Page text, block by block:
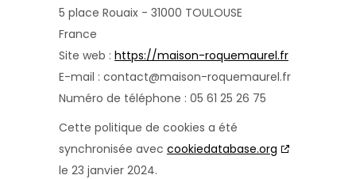
5 place Rouaix - 31000 TOULOUSE
France
Site web : https://maison-roquemaurel.fr
E-mail : contact@maison-roquemaurel.fr
Numéro de téléphone : 05 61 25 26 75
Cette politique de cookies a été
synchronisée avec cookiedatabase.org
le 23 janvier 2024.